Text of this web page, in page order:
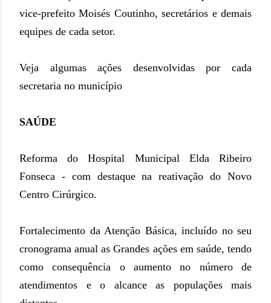
vice-prefeito Moisés Coutinho, secretários e demais
equipes de cada setor.
Veja algumas ações desenvolvidas por cada
secretaria no município
SAÚDE
Reforma do Hospital Municipal Elda Ribeiro
Fonseca - com destaque na reativação do Novo
Centro Cirúrgico.
Fortalecimento da Atenção Básica, incluído no seu
cronograma anual as Grandes ações em saúde, tendo
como consequência o aumento no número de
atendimentos e o alcance as populações mais